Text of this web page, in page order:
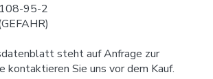
95-2
steht auf Anfrage zur
kontaktieren Sie uns vor dem Kauf.